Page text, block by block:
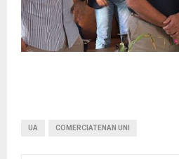
UA COMERCIATENAN UNI